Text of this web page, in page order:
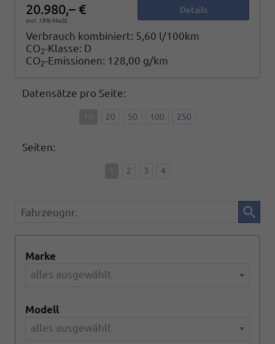
20.980,– €
incl. 19% MwSt.
Details
Verbrauch kombiniert: 5,60 l/100km
CO2-Klasse: D
CO2-Emissionen: 128,00 g/km
Datensätze pro Seite:
20 50 100 250
Seiten:
2 3 4
Fahrzeugnr.
Marke
alles ausgewählt
Modell
alles ausgewählt